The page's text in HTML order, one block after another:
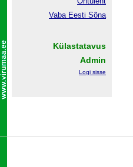
Vaba Eesti Sõna
Külastatavus
Admin
Logi sisse